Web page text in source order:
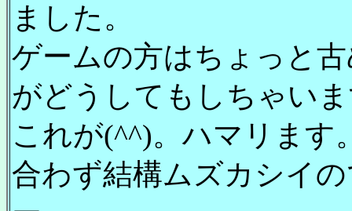
ました。
ゲームの方はちょっと
がどうしてもしちゃい
これが(^^)。ハマリます
合わず結構ムズカシイ